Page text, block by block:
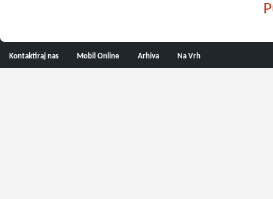
Kontaktiraj nas Mobil Online Arhiva Na Vrh